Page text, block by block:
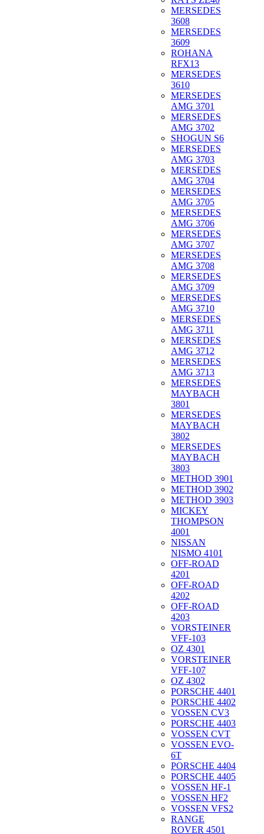
MERSEDES
3608
MERSEDES
3609
ROHANA
RFX13
MERSEDES
3610
MERSEDES
AMG 3701
MERSEDES
AMG 3702
SHOGUN S6
MERSEDES
AMG 3703
MERSEDES
AMG 3704
MERSEDES
AMG 3705
MERSEDES
AMG 3706
MERSEDES
AMG 3707
MERSEDES
AMG 3708
MERSEDES
AMG 3709
MERSEDES
AMG 3710
MERSEDES
AMG 3711
MERSEDES
AMG 3712
MERSEDES
AMG 3713
MERSEDES
MAYBACH
3801
MERSEDES
MAYBACH
3802
MERSEDES
MAYBACH
3803
METHOD 3901
METHOD 3902
METHOD 3903
MICKEY
THOMPSON
4001
NISSAN
NISMO 4101
OFF-ROAD
4201
OFF-ROAD
4202
OFF-ROAD
4203
VORSTEINER
VFF-103
OZ 4301
VORSTEINER
VFF-107
OZ 4302
PORSCHE 4401
PORSCHE 4402
VOSSEN CV3
PORSCHE 4403
VOSSEN CVT
VOSSEN EVO-
6T
PORSCHE 4404
PORSCHE 4405
VOSSEN HF-1
VOSSEN HF2
VOSSEN VFS2
RANGE
ROVER 4501